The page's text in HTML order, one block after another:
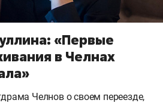
«Первые
в Челнах
Челнов о своем переезде,